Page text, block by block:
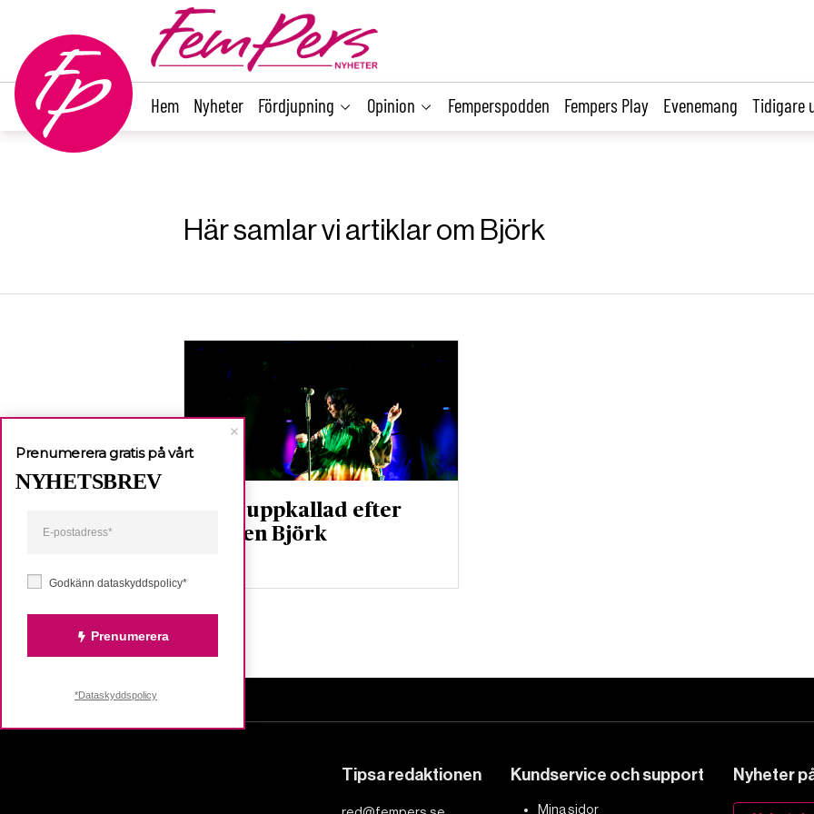
Hem Nyheter Fördjupning Opinion Femperspodden Fempers Play Evenemang Tidigare
Här samlar vi artiklar om Björk
Fjäril uppkallad efter
artisten Björk
Tipsa redaktionen Kundservice och support
Mina sidor
Nyheter
Godkänn dataskyddspolicy*
Prenumerera
Prenumerera gratis på vårt
NYHETSBREV
*Dataskyddspolicy